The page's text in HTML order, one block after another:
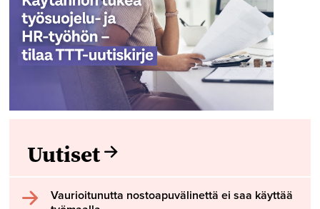
Uutiset
Vaurioitunutta nostoapuvälinettä ei saa käyttää